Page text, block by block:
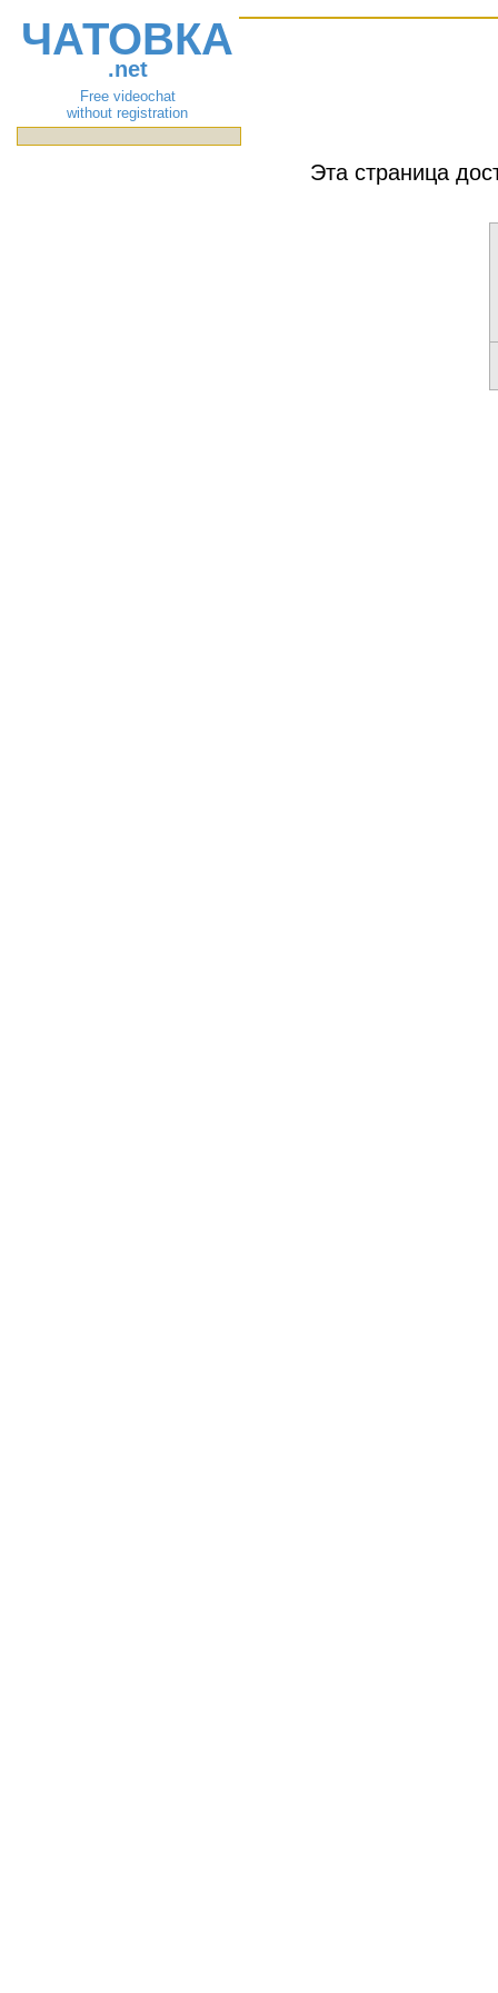
ЧАТОВКА
.net
Free videochat
without registration
Эта страница